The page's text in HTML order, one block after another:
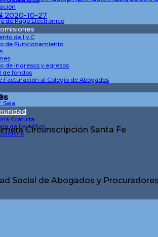
de Pago Electrónico
de I y C
de Funcionamiento
de ingresos y egresos
de fondos
Facturación al Colegio de Abogados
Sala
Gratuita
de los Niños
Circunscripción Santa Fe
Social de Abogados y